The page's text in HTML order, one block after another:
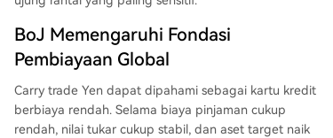
BoJ Memengaruhi Fondasi
Pembiayaan Global
Carry trade Yen dapat dipahami sebagai kartu kredit
berbiaya rendah. Selama biaya pinjaman cukup
rendah, nilai tukar cukup stabil, dan aset target naik